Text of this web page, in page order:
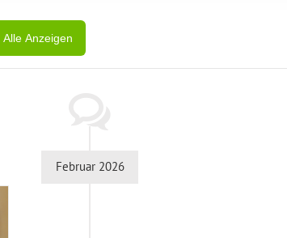
Alle Anzeigen
Februar 2026